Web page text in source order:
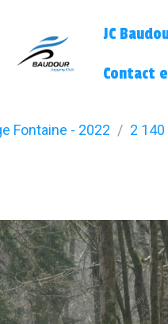
JC
Contact
Fontaine - 2022 2 140